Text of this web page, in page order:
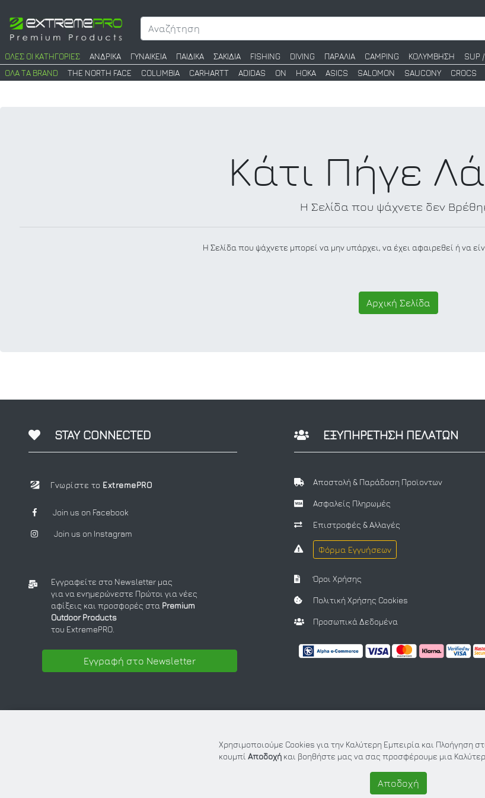
ΟΛΕΣ ΟΙ ΚΑΤΗΓΟΡΙΕΣ ΑΝΔΡΙΚΑ ΓΥΝΑΙΚΕΙΑ ΠΑΙΔΙΚΑ ΣΑΚΙΔΙΑ FISHING DIVING ΠΑΡΑΛΙΑ CAMPING ΚΟΛΥΜΒΗΣΗ SUP
ΟΛΑ ΤΑ BRAND
THE NORTH FACE COLUMBIA CARHARTT ADIDAS ON HOKA ASICS SALOMON SAUCONY CROCS
Κάτι Πήγε
Η Σελίδα που ψάχνετε δεν
Η Σελίδα που ψάχνετε μπορεί να μην υπάρχει, να έχει αφαιρεθεί ή να
Αρχική Σελίδα
Χρησιμοποιούμε Cookies για την Καλύτερη Εμπειρία και Πλοήγηση
κουμπί Αποδοχή και βοηθήστε μας να σας προσφέρουμε μια
Αποδοχή
STAY CONNECTED
Γνωρίστε το ExtremePRO
Join us on Facebook
Join us on Instagram
Εγγραφείτε στο Newsletter μας
για να ενημερώνεστε Πρώτοι για νέες
αφίξεις και προσφορές στα Premium
Outdoor Products
του ExtremePRO.
Εγγραφή στο Newsletter
ΕΞΥΠΗΡΕΤΗΣΗ ΠΕΛΑΤΩΝ
Αποστολή & Παράδοση Προϊοντων
Ασφαλείς Πληρωμές
Επιστροφές & Αλλαγές
Φόρμα Εγγυήσεων
Όροι Χρήσης
Πολιτική Χρήσης Cookies
Προσωπικά Δεδομένα